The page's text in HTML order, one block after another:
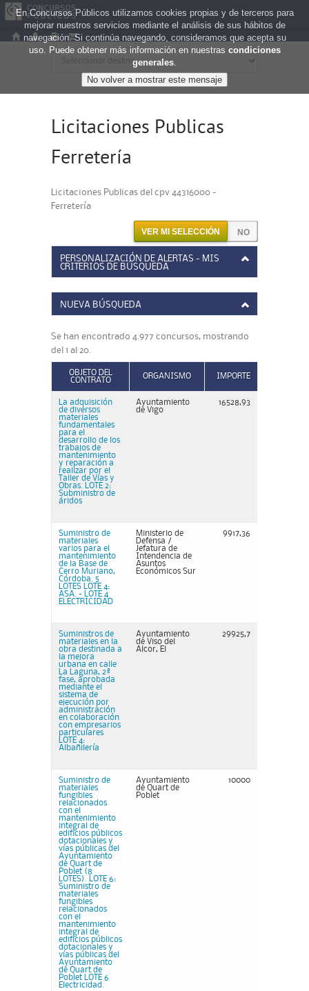
Licitaciones Publicas
Ferretería
Licitaciones Publicas del cpv 44316000 -
Ferretería
VER MI SELECCIÓN
PERSONALIZACIÓN DE ALERTAS - MIS
CRITERIOS DE BÚSQUEDA
NUEVA BÚSQUEDA
Se han encontrado 4.977 concursos, mostrando
del 1 al 20.
OBJETO DEL
CONTRATO
ORGANISMO IMPORTE
La adquisición
de diversos
materiales
fundamentales
para el
desarrollo de los
trabajos de
mantenimiento
y reparación a
realizar por el
Taller de Vías y
Obras. LOTE 2:
Subministro de
áridos
Ayuntamiento
de Vigo
16528,93
Suministro de
materiales
varios para el
mantenimiento
de la Base de
Cerro Muriano,
Córdoba. 5
LOTES LOTE 4:
ASA. - LOTE 4
ELECTRICIDAD
Ministerio de
Defensa /
Jefatura de
Intendencia de
Asuntos
Económicos Sur
9917,36
Suministros de
materiales en la
obra destinada a
la mejora
urbana en calle
La Laguna, 2ª
fase, aprobada
mediante el
sistema de
ejecución por
administración
en colaboración
con empresarios
particulares
LOTE 4:
Albañilería
Ayuntamiento
de Viso del
Alcor, El
29925,7
Suministro de
materiales
fungibles
relacionados
con el
mantenimiento
integral de
edificios públicos
dotacionales y
vías públicas del
Ayuntamiento
de Quart de
Poblet (8
LOTES). LOTE 6:
Suministro de
materiales
fungibles
relacionados
con el
mantenimiento
integral de
edificios públicos
dotacionales y
vías públicas del
Ayuntamiento
de Quart de
Poblet LOTE 6
Electricidad.
Ayuntamiento
de Quart de
Poblet
10000
En Concursos Públicos utilizamos cookies propias y de terceros para
mejorar nuestros servicios mediante el análisis de sus hábitos de
navegación. Si continúa navegando, consideramos que acepta su
uso. Puede obtener más información en nuestras condiciones
generales.